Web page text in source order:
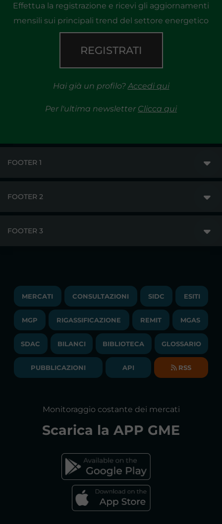
Effettua la registrazione e ricevi gli aggiornamenti
mensili sui principali trend del settore energetico
REGISTRATI
Hai già un profilo?Accedi qui
Per l'ultima newsletter Clicca qui
FOOTER 1
PUBBLICAZIONI
COMUNICATI/NEWS
NEWSLETTER
BILANCI DI ESERCIZIO
FOOTER 2
LAVORA CON NOI
BANDI DI GARA E CONTRATTI
SOCIETA' TRASPARENTE
FOOTER 3
TRAYPORT M. ELETTRICO
LIQUIDITY PROVIDERS
BIBLIOTECA
GLOSSARIO
DICHIARAZIONE DI ACCESSIBILITÀ
FAQs MERCATO ELETTRICO
MERCATI CONSULTAZIONI SIDC ESITI
MGP RIGASSIFICAZIONE REMIT MGAS
SDAC BILANCI BIBLIOTECA GLOSSARIO
PUBBLICAZIONI API RSS
Monitoraggio costante dei mercati
Scarica la APP GME